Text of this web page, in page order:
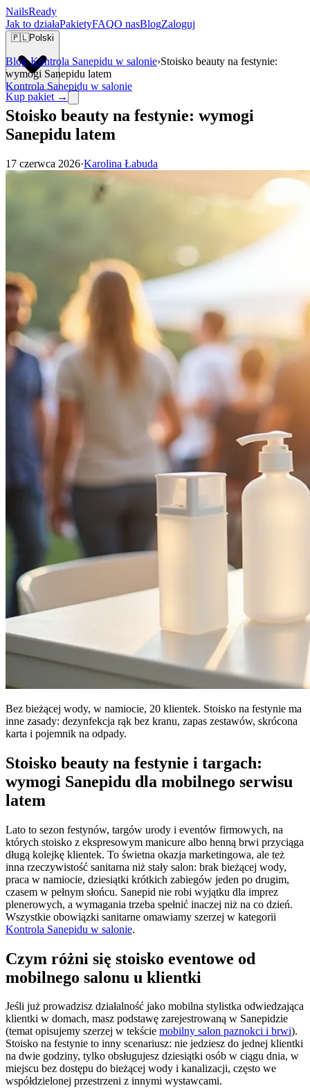
NailsReady
Jak to działaPakietyFAQO nasBlogZaloguj
🇵🇱Polski
Kup pakiet →
Blog›Kontrola Sanepidu w salonie›Stoisko beauty na festynie:
wymogi Sanepidu latem
Kontrola Sanepidu w salonie
Stoisko beauty na festynie: wymogi
Sanepidu latem
17 czerwca 2026·Karolina Łabuda
Bez bieżącej wody, w namiocie, 20 klientek. Stoisko na festynie ma
inne zasady: dezynfekcja rąk bez kranu, zapas zestawów, skrócona
karta i pojemnik na odpady.
Stoisko beauty na festynie i targach:
wymogi Sanepidu dla mobilnego serwisu
latem
Lato to sezon festynów, targów urody i eventów firmowych, na
których stoisko z ekspresowym manicure albo henną brwi przyciąga
długą kolejkę klientek. To świetna okazja marketingowa, ale też
inna rzeczywistość sanitarna niż stały salon: brak bieżącej wody,
praca w namiocie, dziesiątki krótkich zabiegów jeden po drugim,
czasem w pełnym słońcu. Sanepid nie robi wyjątku dla imprez
plenerowych, a wymagania trzeba spełnić inaczej niż na co dzień.
Wszystkie obowiązki sanitarne omawiamy szerzej w kategorii
Kontrola Sanepidu w salonie.
Czym różni się stoisko eventowe od
mobilnego salonu u klientki
Jeśli już prowadzisz działalność jako mobilna stylistka odwiedzająca
klientki w domach, masz podstawę zarejestrowaną w Sanepidzie
(temat opisujemy szerzej w tekście mobilny salon paznokci i brwi).
Stoisko na festynie to inny scenariusz: nie jedziesz do jednej klientki
na dwie godziny, tylko obsługujesz dziesiątki osób w ciągu dnia, w
miejscu bez dostępu do bieżącej wody i kanalizacji, często we
współdzielonej przestrzeni z innymi wystawcami.